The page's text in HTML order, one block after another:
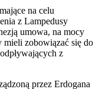
na celu
z Lampedusy
umowa, na mocy
mieli zobowiązać się do
z
przez Erdogana